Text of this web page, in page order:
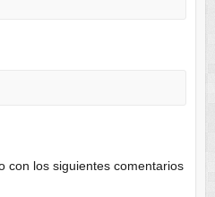
con los siguientes comentarios